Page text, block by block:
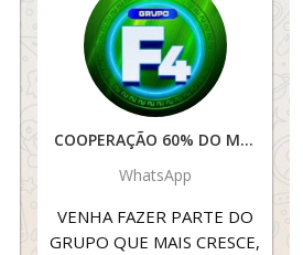
COOPERAÇÃO 60% DO MONTANTE
WhatsApp
VENHA FAZER PARTE DO
GRUPO QUE MAIS CRESCE,